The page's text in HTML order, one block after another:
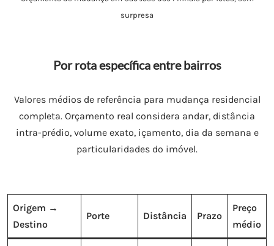
surpresa
Por rota específica entre bairros
Valores médios de referência para mudança residencial
completa. Orçamento real considera andar, distância
intra-prédio, volume exato, içamento, dia da semana e
particularidades do imóvel.
Origem →
Destino
Porte Distância Prazo
Preço
médio